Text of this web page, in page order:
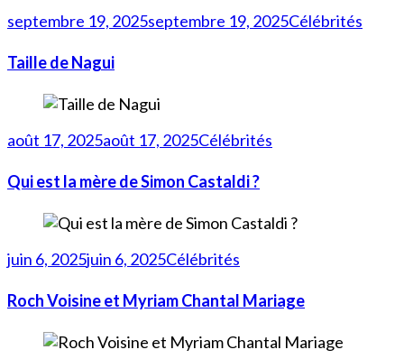
septembre 19, 2025septembre 19, 2025Célébrités
Taille de Nagui
août 17, 2025août 17, 2025Célébrités
Qui est la mère de Simon Castaldi ?
juin 6, 2025juin 6, 2025Célébrités
Roch Voisine et Myriam Chantal Mariage